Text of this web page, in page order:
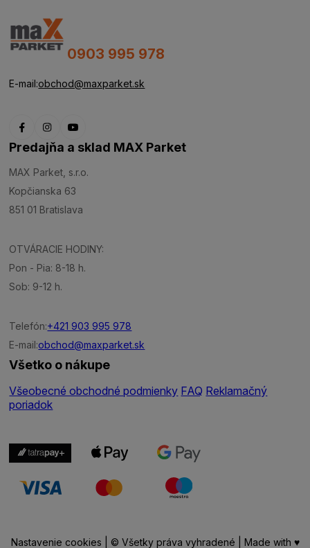
0903 995 978
E-mail:obchod@maxparket.sk
Predajňa a sklad MAX Parket
MAX Parket, s.r.o.
Kopčianska 63
851 01 Bratislava
OTVÁRACIE HODINY:
Pon - Pia: 8-18 h.
Sob: 9-12 h.
Telefón:+421 903 995 978
E-mail:obchod@maxparket.sk
Všetko o nákupe
Všeobecné obchodné podmienky FAQ Reklamačný
poriadok
Nastavenie cookies | © Všetky práva vyhradené | Made with ♥